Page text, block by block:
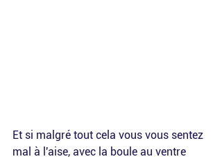
Et si malgré tout cela vous vous sentez
mal à l'aise, avec la boule au ventre